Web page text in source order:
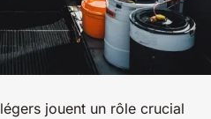
légers jouent un rôle crucial